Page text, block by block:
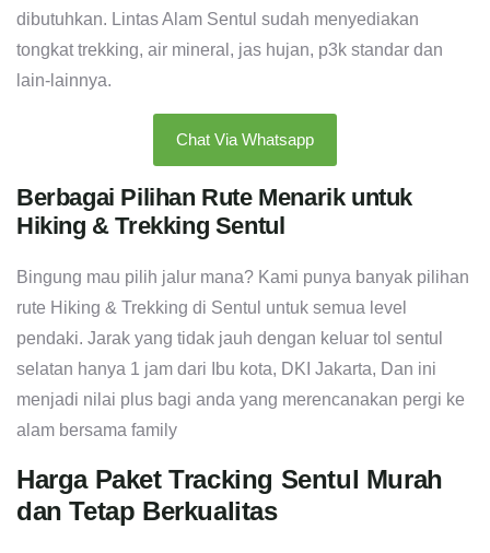
dibutuhkan. Lintas Alam Sentul sudah menyediakan
tongkat trekking, air mineral, jas hujan, p3k standar dan
lain-lainnya.
Chat Via Whatsapp
Berbagai Pilihan Rute Menarik untuk
Hiking & Trekking Sentul
Bingung mau pilih jalur mana? Kami punya banyak pilihan
rute Hiking & Trekking di Sentul untuk semua level
pendaki. Jarak yang tidak jauh dengan keluar tol sentul
selatan hanya 1 jam dari Ibu kota, DKI Jakarta, Dan ini
menjadi nilai plus bagi anda yang merencanakan pergi ke
alam bersama family
Harga Paket Tracking Sentul Murah
dan Tetap Berkualitas